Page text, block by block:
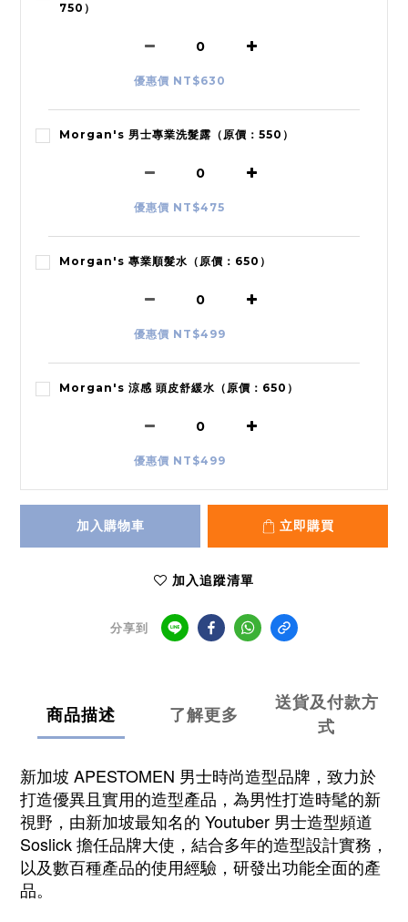
750）
優惠價 NT$630
Morgan's 男士專業洗髮露（原價：550）
優惠價 NT$475
Morgan's 專業順髮水（原價：650）
優惠價 NT$499
Morgan's 涼感 頭皮舒緩水（原價：650）
優惠價 NT$499
加入購物車 立即購買
加入追蹤清單
分享到
商品描述 了解更多
送貨及付款方
式
新加坡 APESTOMEN 男士時尚造型品牌，致力於
打造優異且實用的造型產品，為男性打造時髦的新
視野，由新加坡最知名的 Youtuber 男士造型頻道
Soslick 擔任品牌大使，結合多年的造型設計實務，
以及數百種產品的使用經驗，研發出功能全面的產
品。